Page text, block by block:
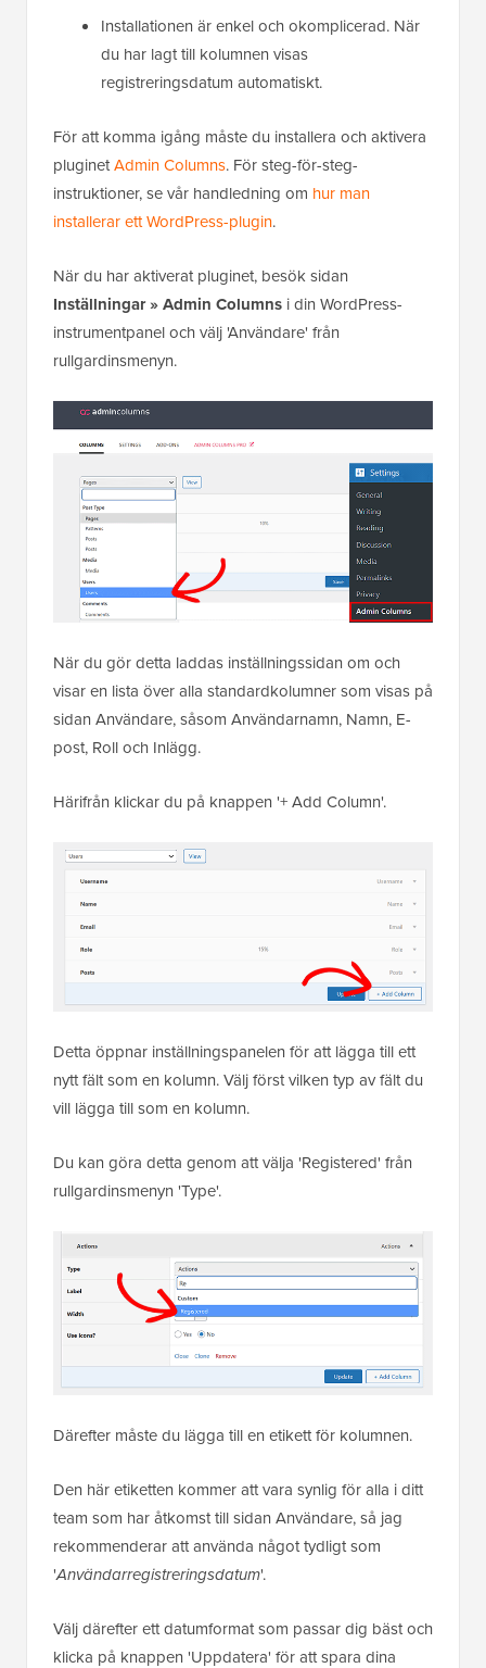
Installationen är enkel och okomplicerad. När
du har lagt till kolumnen visas
registreringsdatum automatiskt.
För att komma igång måste du installera och aktivera
pluginetAdmin Columns. För steg-för-steg-
instruktioner, se vår handledning om hur man
installerar ett WordPress-plugin.
När du har aktiverat pluginet, besök sidan
Inställningar » Admin Columns i din WordPress-
instrumentpanel och välj 'Användare' från
rullgardinsmenyn.
När du gör detta laddas inställningssidan om och
visar en lista över alla standardkolumner som visas på
sidan Användare, såsom Användarnamn, Namn, E-
post, Roll och Inlägg.
Härifrån klickar du på knappen '+ Add Column'.
Detta öppnar inställningspanelen för att lägga till ett
nytt fält som en kolumn. Välj först vilken typ av fält du
vill lägga till som en kolumn.
Du kan göra detta genom att välja 'Registered' från
rullgardinsmenyn 'Type'.
Därefter måste du lägga till en etikett för kolumnen.
Den här etiketten kommer att vara synlig för alla i ditt
team som har åtkomst till sidan Användare, så jag
rekommenderar att använda något tydligt som
'Användarregistreringsdatum'.
Välj därefter ett datumformat som passar dig bäst och
klicka på knappen 'Uppdatera' för att spara dina